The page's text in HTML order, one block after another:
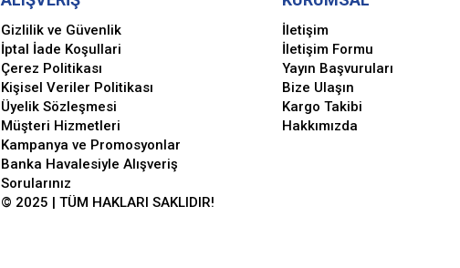
Gizlilik ve Güvenlik
İptal İade Koşullari
Çerez Politikası
Kişisel Veriler Politikası
Üyelik Sözleşmesi
Müşteri Hizmetleri
Kampanya ve Promosyonlar
Banka Havalesiyle Alışveriş
Sorularınız
© 2025 | TÜM HAKLARI SAKLIDIR!
İletişim
İletişim Formu
Yayın Başvuruları
Bize Ulaşın
Kargo Takibi
Hakkımızda